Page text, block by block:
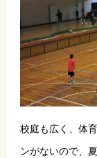
校庭も広く、体
ンがないので、